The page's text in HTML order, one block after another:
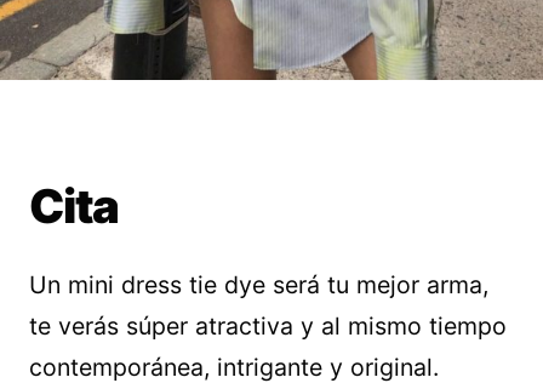
Cita
Un mini dress tie dye será tu mejor arma,
te verás súper atractiva y al mismo tiempo
contemporánea, intrigante y original.